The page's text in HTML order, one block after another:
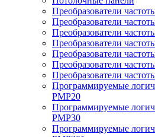
Преобразователи
Преобразователи
Преобразователи
Преобразователи
Преобразователи
Преобразователи
Преобразователи
Программируемые
PMP20
Программируемые
PMP30
Программируемые